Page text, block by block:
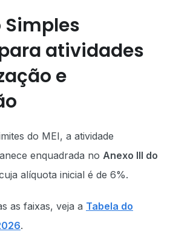
Simples
atividades
e
do MEI, a atividade
enquadrada no Anexo III do
alíquota inicial é de 6%.
as faixas, veja a Tabela do
.